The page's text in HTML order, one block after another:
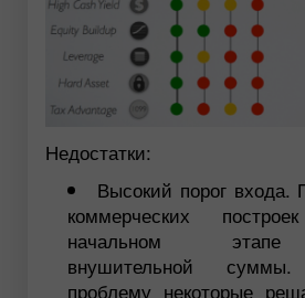
Недостатки:
Высокий порог входа.
коммерческих
начальном этапе
внушительной
проблему некоторые